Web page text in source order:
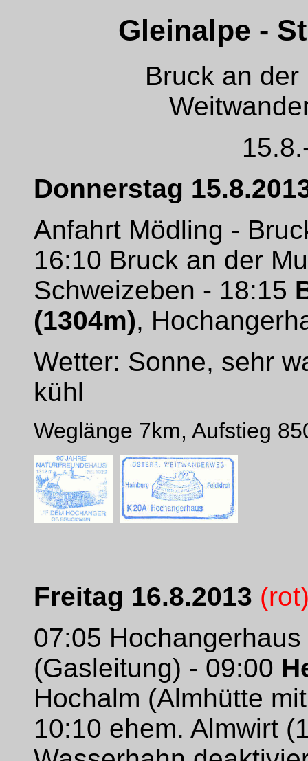
Gleinalpe -
Bruck an
Donnerstag
Anfahrt Mödling -
16:10 Bruck an der
Schweizeben - 18:15
(1304m),
Wetter: Sonne, sehr
kühl
Weglänge 7km, Aufstieg
Freitag 16.8.2013
07:05
(Gasleitung) - 09:00
Hochalm (Almhütte
10:10 ehem. Almwirt